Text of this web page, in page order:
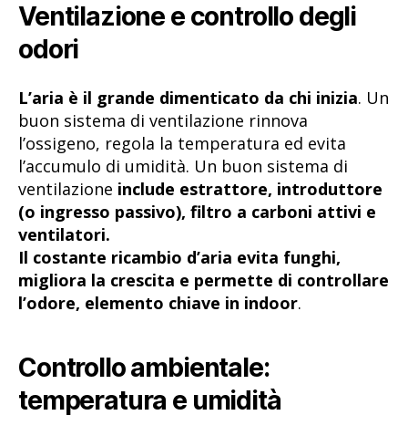
Ventilazione e controllo degli
odori
L’aria è il grande dimenticato da chi inizia. Un
buon sistema di ventilazione rinnova
l’ossigeno, regola la temperatura ed evita
l’accumulo di umidità. Un buon sistema di
ventilazione include estrattore, introduttore
(o ingresso passivo), filtro a carboni attivi e
ventilatori.
Il costante ricambio d’aria evita funghi,
migliora la crescita e permette di controllare
l’odore, elemento chiave in indoor.
Controllo ambientale:
temperatura e umidità